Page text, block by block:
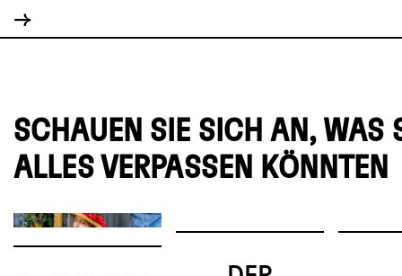
SCHAUEN SIE SICH AN, WAS
ALLES VERPASSEN KÖNNTEN